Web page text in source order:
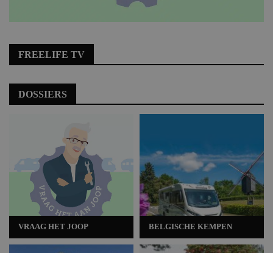
FREELIFE TV
DOSSIERS
VRAAG HET JOOP BELGISCHE KEMPEN